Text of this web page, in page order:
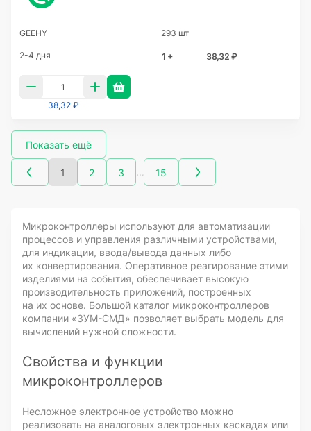
GEEHY 293 шт
2-4 дня 1 + 38,32 ₽
38,32 ₽
Показать ещё
1 2 3 … 15
Микроконтроллеры используют для автоматизации
процессов и управления различными устройствами,
для индикации, ввода/вывода данных либо
их конвертирования. Оперативное реагирование этими
изделиями на события, обеспечивает высокую
производительность приложений, построенных
на их основе. Большой каталог микроконтроллеров
компании «ЗУМ-СМД» позволяет выбрать модель для
вычислений нужной сложности.
Свойства и функции
микроконтроллеров
Несложное электронное устройство можно
реализовать на аналоговых электронных каскадах или